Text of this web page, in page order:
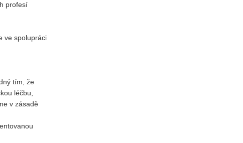
profesí
ve spolupráci
tím, že
léčbu,
v zásadě